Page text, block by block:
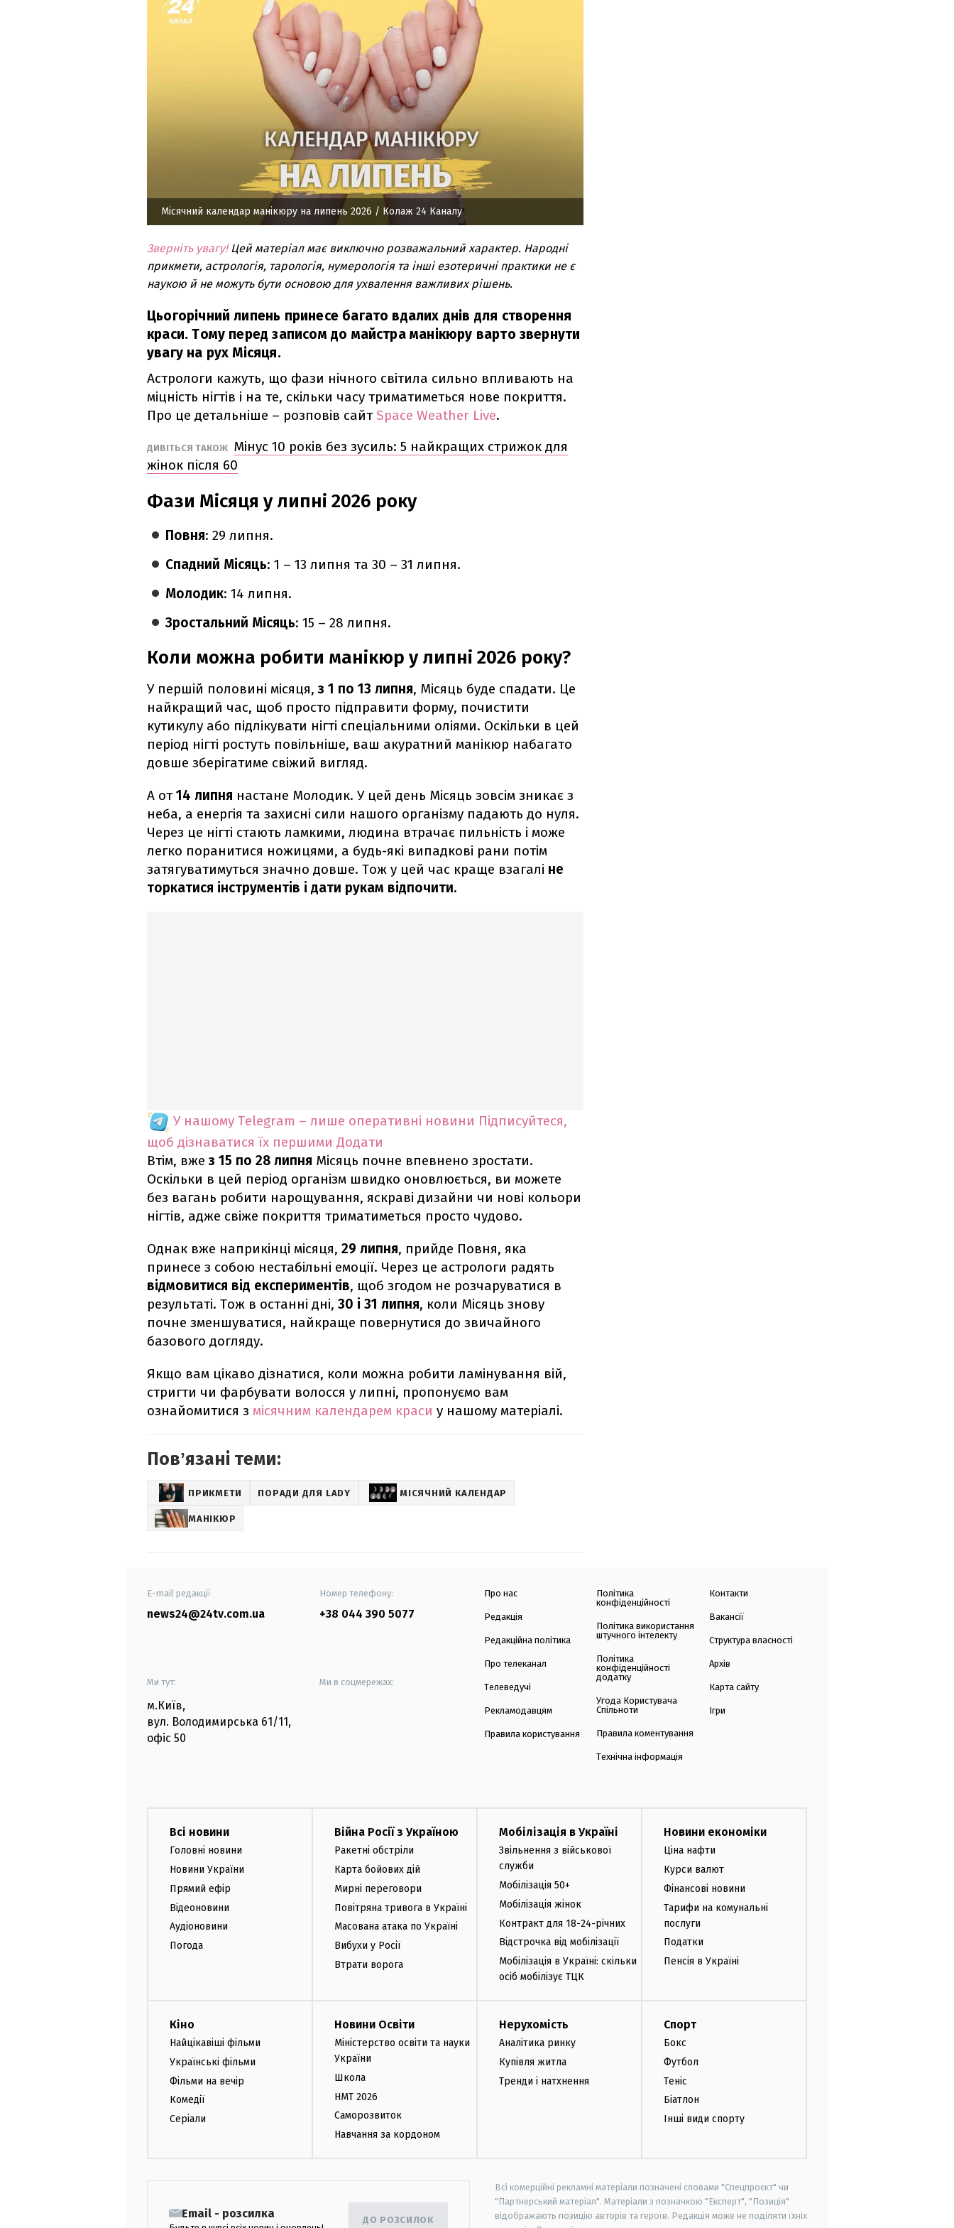
Місячний календар манікюру на липень 2026 / Колаж 24 Каналу
Зверніть увагу!Цей матеріал має виключно розважальний характер. Народні
прикмети, астрологія, тарологія, нумерологія та інші езотеричні практики не є
наукою й не можуть бути основою для ухвалення важливих рішень.
Цьогорічний липень принесе багато вдалих днів для створення
краси. Тому перед записом до майстра манікюру варто звернути
увагу на рух Місяця.
Астрологи кажуть, що фази нічного світила сильно впливають на
міцність нігтів і на те, скільки часу триматиметься нове покриття.
Про це детальніше – розповів сайтSpace Weather Live.
ДИВІТЬСЯ ТАКОЖ Мінус 10 років без зусиль: 5 найкращих стрижок для
жінок після 60
Фази Місяця у липні 2026 року
Повня: 29 липня.
Спадний Місяць: 1 – 13 липня та 30 – 31 липня.
Молодик: 14 липня.
Зростальний Місяць: 15 – 28 липня.
Коли можна робити манікюр у липні 2026 року?
У першій половині місяця,з 1 по 13 липня, Місяць буде спадати. Це
найкращий час, щоб просто підправити форму, почистити
кутикулу або підлікувати нігті спеціальними оліями. Оскільки в цей
період нігті ростуть повільніше, ваш акуратний манікюр набагато
довше зберігатиме свіжий вигляд.
А от14 липня настане Молодик. У цей день Місяць зовсім зникає з
неба, а енергія та захисні сили нашого організму падають до нуля.
Через це нігті стають ламкими, людина втрачає пильність і може
легко поранитися ножицями, а будь-які випадкові рани потім
затягуватимуться значно довше. Тож у цей час краще взагалі не
торкатися інструментів і дати рукам відпочити.
У нашому Telegram – лише оперативні новини Підписуйтеся,
щоб дізнаватися їх першими Додати
Втім, вжез 15 по 28 липня Місяць почне впевнено зростати.
Оскільки в цей період організм швидко оновлюється, ви можете
без вагань робити нарощування, яскраві дизайни чи нові кольори
нігтів, адже свіже покриття триматиметься просто чудово.
Однак вже наприкінці місяця, 29 липня, прийде Повня, яка
принесе з собою нестабільні емоції. Через це астрологи радять
відмовитися від експериментів, щоб згодом не розчаруватися в
результаті. Тож в останні дні, 30 і 31 липня, коли Місяць знову
почне зменшуватися, найкраще повернутися до звичайного
базового догляду.
Якщо вам цікаво дізнатися, коли можна робити ламінування вій,
стригти чи фарбувати волосся у липні, пропонуємо вам
ознайомитися з місячним календарем краси у нашому матеріалі.
Повʼязані теми:
ПРИКМЕТИ ПОРАДИ ДЛЯ LADY МІСЯЧНИЙ КАЛЕНДАР
МАНІКЮР
E-mail редакції
news24@24tv.com.ua
Номер телефону:
+38 044 390 5077
Ми тут:
м.Київ,
вул. Володимирська 61/11,
офіс 50
Ми в соцмережах:
Про нас
Редакція
Редакційна політика
Про телеканал
Телеведучі
Рекламодавцям
Правила користування
Політика
конфіденційності
Політика використання
штучного інтелекту
Політика
конфіденційності
додатку
Угода Користувача
Спільноти
Правила коментування
Технічна інформація
Контакти
Вакансії
Структура власності
Архів
Карта сайту
Ігри
Всі новини
Головні новини
Новини України
Прямий ефір
Відеоновини
Аудіоновини
Погода
Війна Росії з Україною
Ракетні обстріли
Карта бойових дій
Мирні переговори
Повітряна тривога в Україні
Масована атака по Україні
Вибухи у Росії
Втрати ворога
Мобілізація в Україні
Звільнення з військової
служби
Мобілізація 50+
Мобілізація жінок
Контракт для 18-24-річних
Відстрочка від мобілізації
Мобілізація в Україні: скільки
осіб мобілізує ТЦК
Новини економіки
Ціна нафти
Курси валют
Фінансові новини
Тарифи на комунальні
послуги
Податки
Пенсія в Україні
Кіно
Найцікавіші фільми
Українські фільми
Фільми на вечір
Комедії
Серіали
Новини Освіти
Міністерство освіти та науки
України
Школа
НМТ 2026
Саморозвиток
Навчання за кордоном
Нерухомість
Аналітика ринку
Купівля житла
Тренди і натхнення
Спорт
Бокс
Футбол
Теніс
Біатлон
Інші види спорту
Email - розсилка ДО РОЗСИЛОК
Всі комерційні рекламні матеріали позначені словами "Спецпроєкт" чи
"Партнерський матеріал". Матеріали з позначкою "Експерт", "Позиція"
відображають позицію авторів та героїв. Редакція може не поділяти їхніх